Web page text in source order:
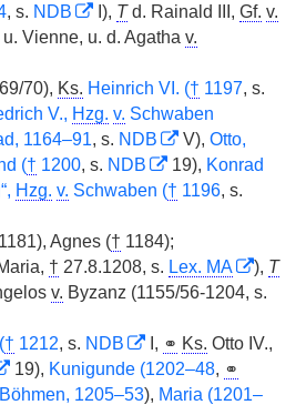
, s. NDB I), Td. Rainald III, Gf. v.
Vienne, u. d. Agatha v.
70), Ks. Heinrich VI. († 1197, s.
V., Hzg. v. Schwaben
1164–91, s. NDB V), Otto,
(† 1200, s. NDB 19), Konrad
Hzg. v. Schwaben († 1196, s.
1181), Agnes († 1184);
† 27.8.1208, s. Lex. MA ), T
v. Byzanz (1155/56-1204, s.
(† 1212, s. NDB I, ⚭ Ks. Otto IV.,
19), Kunigunde (1202–48, ⚭
Böhmen, 1205–53), Maria (1201–